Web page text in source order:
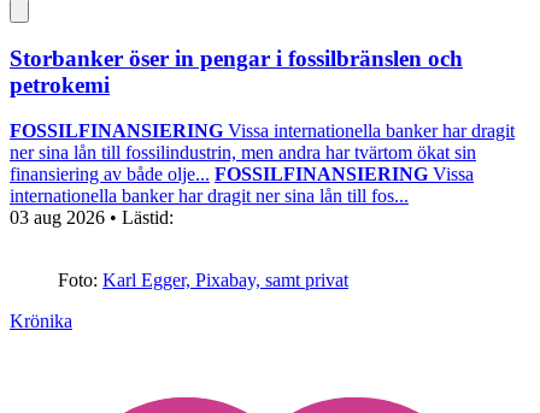
Storbanker öser in pengar i fossilbränslen och
petrokemi
FOSSILFINANSIERING Vissa internationella banker har dragit
ner sina lån till fossilindustrin, men andra har tvärtom ökat sin
finansiering av både olje... FOSSILFINANSIERING Vissa
internationella banker har dragit ner sina lån till fos...
03 aug 2026 • Lästid:
Foto: Karl Egger, Pixabay, samt privat
Krönika